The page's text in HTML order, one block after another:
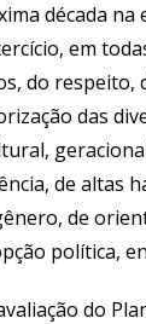
década na
em
do respeito,
das
de altas
de
política,
do